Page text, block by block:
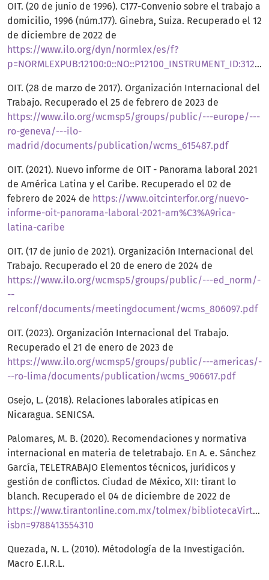
OIT. (20 de junio de 1996). C177-Convenio sobre el trabajo a
domicilio, 1996 (núm.177). Ginebra, Suiza. Recuperado el 12
de diciembre de 2022 de
https://www.ilo.org/dyn/normlex/es/f?
p=NORMLEXPUB:12100:0::NO::P12100_INSTRUMENT_ID:312322
OIT. (28 de marzo de 2017). Organización Internacional del
Trabajo. Recuperado el 25 de febrero de 2023 de
https://www.ilo.org/wcmsp5/groups/public/---europe/---
ro-geneva/---ilo-
madrid/documents/publication/wcms_615487.pdf
OIT. (2021). Nuevo informe de OIT - Panorama laboral 2021
de América Latina y el Caribe. Recuperado el 02 de
febrero de 2024 de https://www.oitcinterfor.org/nuevo-
informe-oit-panorama-laboral-2021-am%C3%A9rica-
latina-caribe
OIT. (17 de junio de 2021). Organización Internacional del
Trabajo. Recuperado el 20 de enero de 2024 de
https://www.ilo.org/wcmsp5/groups/public/---ed_norm/-
--
relconf/documents/meetingdocument/wcms_806097.pdf
OIT. (2023). Organización Internacional del Trabajo.
Recuperado el 21 de enero de 2023 de
https://www.ilo.org/wcmsp5/groups/public/---americas/-
--ro-lima/documents/publication/wcms_906617.pdf
Osejo, L. (2018). Relaciones laborales atípicas en
Nicaragua. SENICSA.
Palomares, M. B. (2020). Recomendaciones y normativa
internacional en materia de teletrabajo. En A. e. Sánchez
García, TELETRABAJO Elementos técnicos, jurídicos y
gestión de conflictos. Ciudad de México, XII: tirant lo
blanch. Recuperado el 04 de diciembre de 2022 de
https://www.tirantonline.com.mx/tolmex/
isbn=9788413554310
Quezada, N. L. (2010). Métodología de la Investigación.
Macro E.I.R.L.